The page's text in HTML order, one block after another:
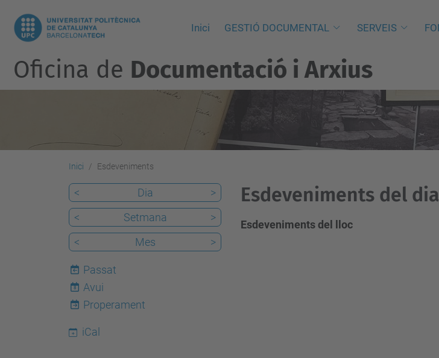
Inici GESTIÓ DOCUMENTAL SERVEIS
Oficina de Documentació i Arxius
Inici Esdeveniments
Esdeveniments del
Esdeveniments del lloc
< Dia
>
<
Setmana
>
<
Mes >
Passat
8
Avui
Properament
iCal